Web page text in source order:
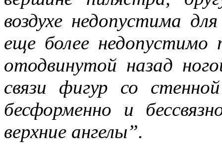
то обеспечивает любое
одна его часть, которая –
– обеспечивает в
подсознаний автора и
поводу. По
подсознаний в
то, знаемом и рожденном
воздухе недопустима
еще более недопустимо
отодвинутой назад
связи фигур со
бесформенно и
верхние ангелы”.